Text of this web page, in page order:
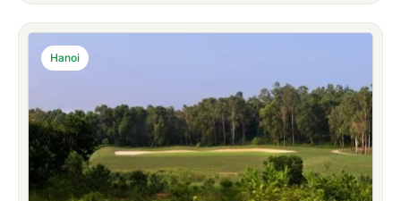
Hanoi